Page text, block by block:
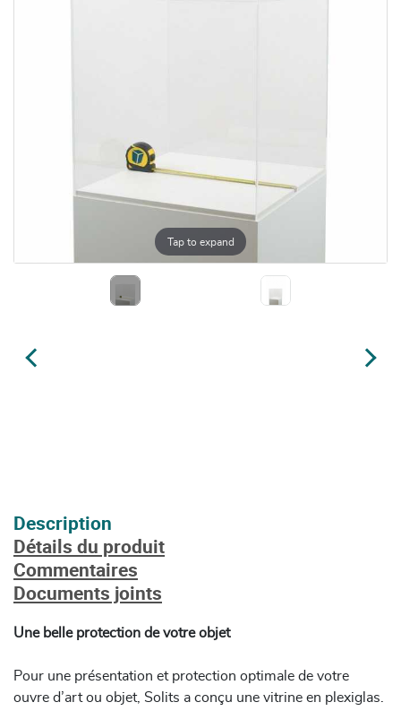
Tap to expand
Description
Détails du produit
Commentaires
Documents joints
Une belle protection de votre objet
Pour une présentation et protection optimale de votre
ouvre d’art ou objet, Solits a conçu une vitrine en plexiglas.